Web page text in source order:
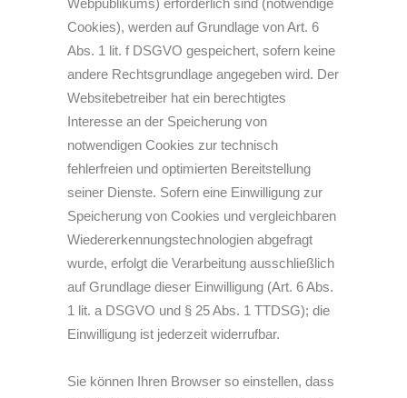
Webpublikums) erforderlich sind (notwendige
Cookies), werden auf Grundlage von Art. 6
Abs. 1 lit. f DSGVO gespeichert, sofern keine
andere Rechtsgrundlage angegeben wird. Der
Websitebetreiber hat ein berechtigtes
Interesse an der Speicherung von
notwendigen Cookies zur technisch
fehlerfreien und optimierten Bereitstellung
seiner Dienste. Sofern eine Einwilligung zur
Speicherung von Cookies und vergleichbaren
Wiedererkennungstechnologien abgefragt
wurde, erfolgt die Verarbeitung ausschließlich
auf Grundlage dieser Einwilligung (Art. 6 Abs.
1 lit. a DSGVO und § 25 Abs. 1 TTDSG); die
Einwilligung ist jederzeit widerrufbar.
Sie können Ihren Browser so einstellen, dass